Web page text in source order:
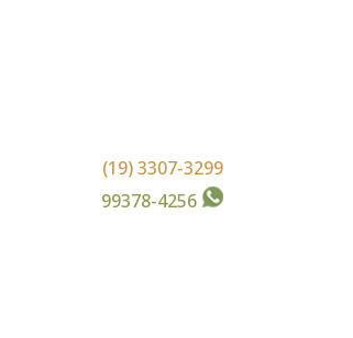
(19) 3307-3299
99378-4256